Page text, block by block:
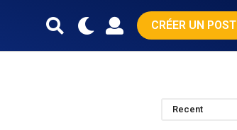
CRÉER UN POST
Recent